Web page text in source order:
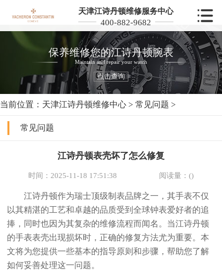
天津江诗丹顿维修服务中心
400-882-9682
保养维修您的江诗丹顿腕表
Maintain and repair your watch
点击查询
当前位置： 天津江诗丹顿维修中心 > 常见问题 >
常见问题
江诗丹顿表壳坏了怎么修复
时间：2025-11-18 17:51:38 阅读量：()
江诗丹顿作为瑞士顶级制表品牌之一，其手表不仅
以其精湛的工艺和卓越的品质受到全球钟表爱好者的追
捧，同时也因为其复杂的维修流程而闻名。当江诗丹顿
的手表表壳出现损坏时，正确的修复方法尤为重要。本
文将为您提供一些基本的指导原则和步骤，帮助您了解
如何妥善处理这一问题。